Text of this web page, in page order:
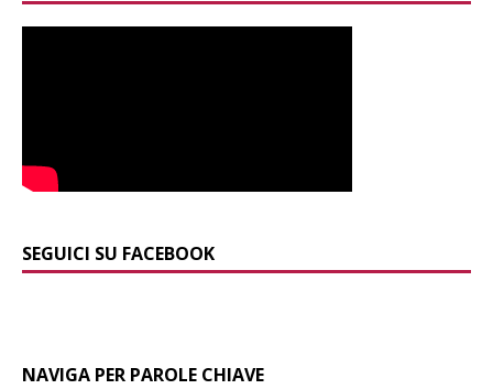
SEGUICI SU FACEBOOK
NAVIGA PER PAROLE CHIAVE